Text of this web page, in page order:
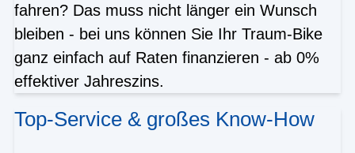
fahren? Das muss nicht länger ein Wunsch
bleiben - bei uns können Sie Ihr Traum-Bike
ganz einfach auf Raten finanzieren - ab 0%
effektiver Jahreszins.
Top-Service & großes Know-How